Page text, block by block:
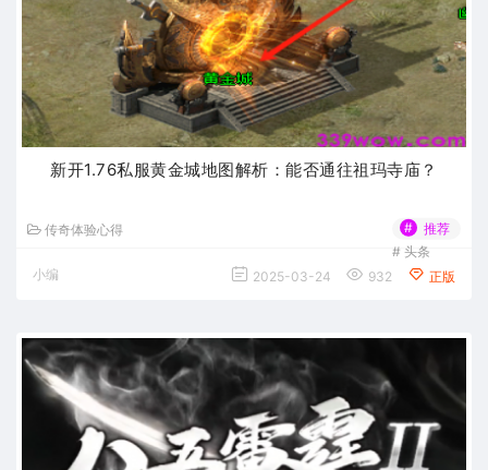
新开1.76私服黄金城地图解析：能否通往祖玛寺庙？
传奇体验心得 #
推荐
# 头条
小编
2025-03-24 932 正版